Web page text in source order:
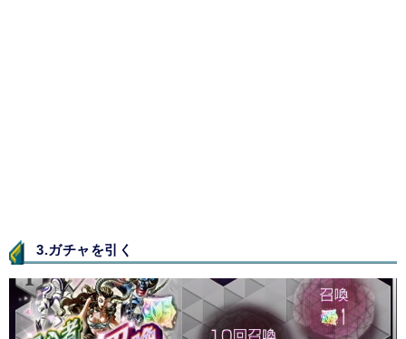
3.ガチャを引く